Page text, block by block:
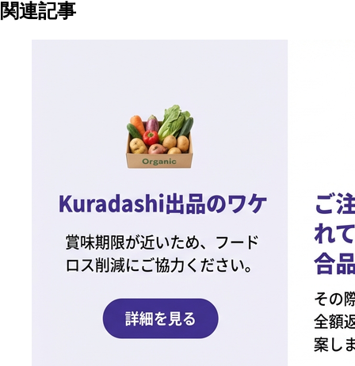
関連記事